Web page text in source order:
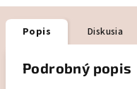
Popis Diskusia
Podrobný popis